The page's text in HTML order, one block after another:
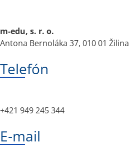
m-edu, s. r. o.
Antona Bernoláka 37, 010 01 Žilina
Telefón
+421 949 245 344
E-mail